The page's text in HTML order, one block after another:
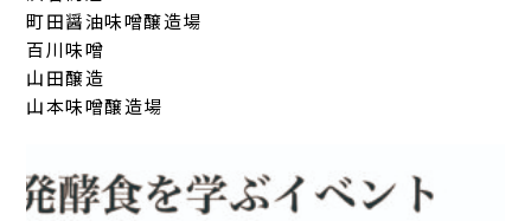
町田醤油味噌醸造場
百川味噌
山田醸造
山本味噌醸造場